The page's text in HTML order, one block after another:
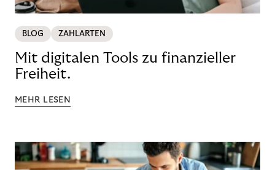
BLOG ZAHLARTEN
Mit digitalen Tools zu finanzieller
Freiheit.
MEHR LESEN